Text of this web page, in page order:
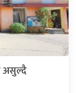
असुल्दै